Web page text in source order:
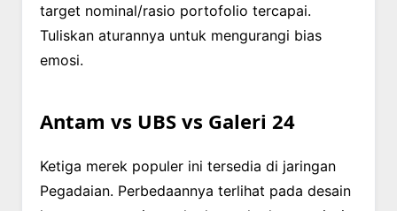
target nominal/rasio portofolio tercapai.
Tuliskan aturannya untuk mengurangi bias
emosi.
Antam vs UBS vs Galeri 24
Ketiga merek populer ini tersedia di jaringan
Pegadaian. Perbedaannya terlihat pada desain